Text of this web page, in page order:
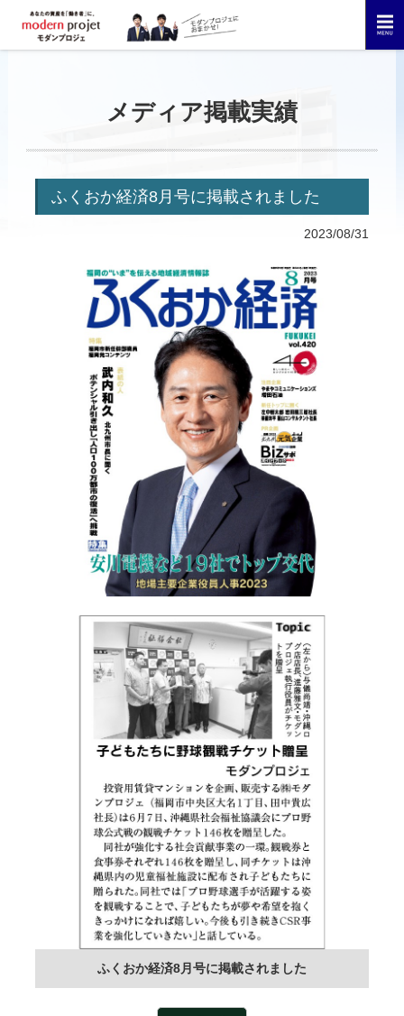
メディア掲載実績
ふくおか経済8月号に掲載されました
2023/08/31
ふくおか経済8月号に掲載されました